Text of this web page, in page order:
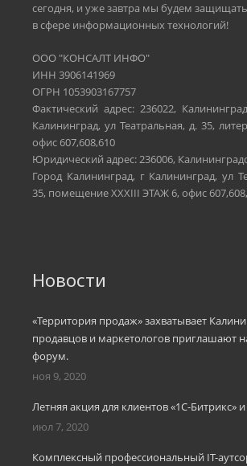
сегодня, и уже завтра мы будем
в сфере информационных технологий!
ООО "КОНСАЛТ ИНФО"
ИНН 3906141969
ОГРН 1053903167757
Фактический адрес: 236022,
Калининград, ул Театральная, д. 35,
офис 607,608,610
Юридический адрес: 236006,
Город Калининград, г Калининград, ул
35, помещение XXXIII ЭТАЖ 6, офис
Новости
«Территория продаж» захватывает
продавцов и маркетологов приглашают
форум.
ноя 9, 2020
Летняя акция для клиентов «1С-Битрикс»
июл 7, 2020
Комплексный профессиональный IT-